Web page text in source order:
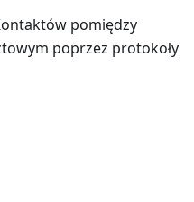
pomiędzy
poprzez protokoły